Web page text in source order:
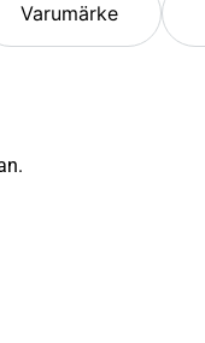
Varumärke